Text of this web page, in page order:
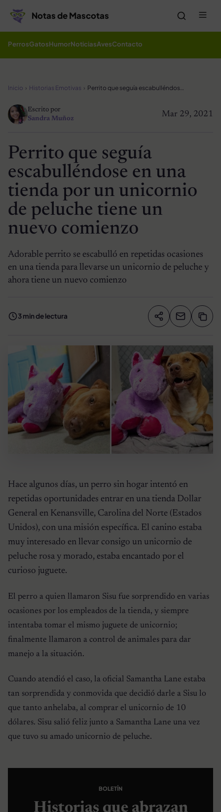
Notas de Mascotas
PerrosGatosHumorNoticiasAvesContacto
Inicio Historias Emotivas Perrito que seguía escabulléndose en una tienda por un unicornio de peluche tiene un nuevo comienzo
Mar 29, 2021
Escrito por
Sandra Muñoz
Perrito que seguía
escabulléndose en una
tienda por un unicornio
de peluche tiene un
nuevo comienzo
Adorable perrito se escabulló en repetidas ocasiones
en una tienda para llevarse un unicornio de peluche y
ahora tiene un nuevo comienzo
3 min de lectura Compartir
Hace algunos días, un perro sin hogar intentó en
repetidas oportunidades entrar en una tienda Dollar
General en Kenansville, Carolina del Norte (Estados
Unidos), con una misión específica. El canino estaba
muy interesado en llevar consigo un unicornio de
peluche rosa y morado, estaba encantado por el
curioso juguete.
El perro a quien llamaron Sisu fue sorprendido en varias
ocasiones por los empleados de la tienda, y siempre
intentaba tomar el mismo juguete de unicornio;
finalmente llamaron a control de animales para dar
manejo a la situación.
Cuando atendió el caso, la oficial Samantha Lane estaba
tan sorprendida y conmovida que decidió darle a Sisu lo
que tanto anhelaba, al comprar el unicornio de 10
dólares. Sisu salió feliz junto a Samantha Lane una vez
que tuvo su amado unicornio de peluche.
BOLETÍN
Historias que abrazan